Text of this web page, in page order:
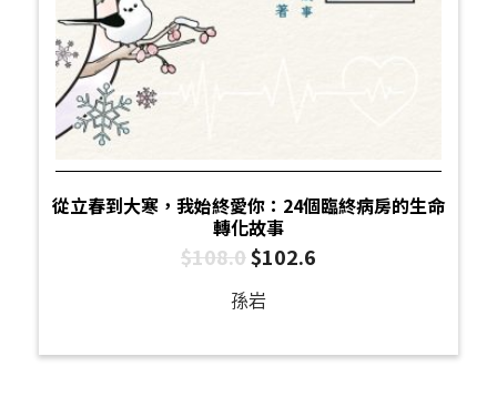
從立春到大寒，我始終愛你：24個臨終病房的生命
轉化故事
$108.0$102.6
孫岩